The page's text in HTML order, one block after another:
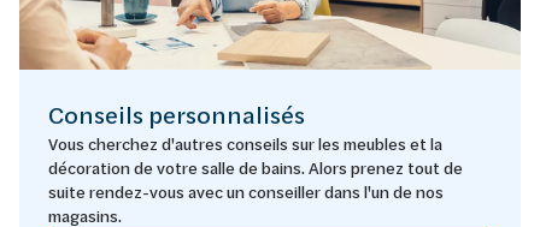
Conseils personnalisés
Vous cherchez d'autres conseils sur les meubles et la
décoration de votre salle de bains. Alors prenez tout de
suite rendez-vous avec un conseiller dans l'un de nos
magasins.